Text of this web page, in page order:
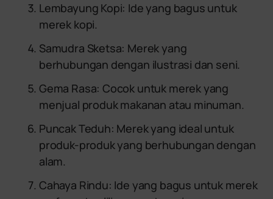
Lembayung Kopi: Ide yang bagus untuk
merek kopi.
Samudra Sketsa: Merek yang
berhubungan dengan ilustrasi dan seni.
Gema Rasa: Cocok untuk merek yang
menjual produk makanan atau minuman.
Puncak Teduh: Merek yang ideal untuk
produk-produk yang berhubungan dengan
alam.
Cahaya Rindu: Ide yang bagus untuk merek